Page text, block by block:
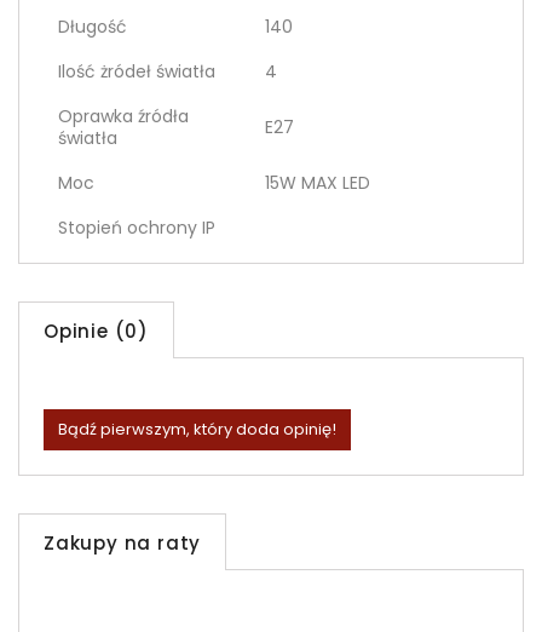
Długość
140
Ilość żródeł światła
4
Oprawka źródła
światła
E27
Moc
15W MAX LED
Stopień ochrony IP
Opinie (0)
Bądź pierwszym, który doda opinię!
Zakupy na raty